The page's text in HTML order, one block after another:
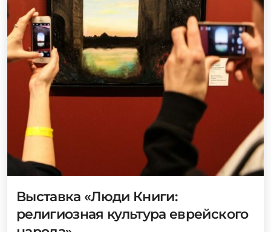
Выставка «Люди Книги:
религиозная культура еврейского